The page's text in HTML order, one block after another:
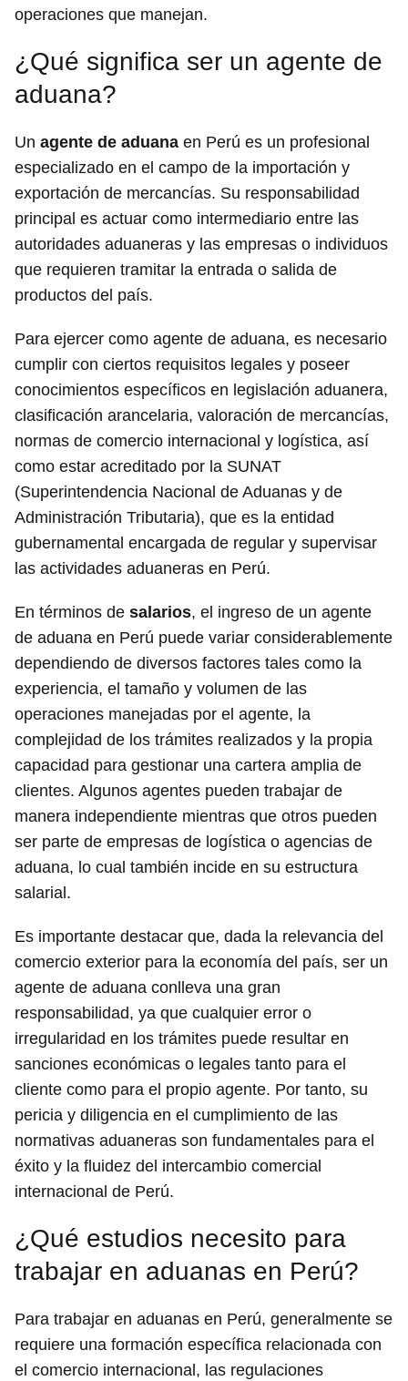
operaciones que manejan.
¿Qué significa ser un agente de
aduana?
Un agente de aduana en Perú es un profesional
especializado en el campo de la importación y
exportación de mercancías. Su responsabilidad
principal es actuar como intermediario entre las
autoridades aduaneras y las empresas o individuos
que requieren tramitar la entrada o salida de
productos del país.
Para ejercer como agente de aduana, es necesario
cumplir con ciertos requisitos legales y poseer
conocimientos específicos en legislación aduanera,
clasificación arancelaria, valoración de mercancías,
normas de comercio internacional y logística, así
como estar acreditado por la SUNAT
(Superintendencia Nacional de Aduanas y de
Administración Tributaria), que es la entidad
gubernamental encargada de regular y supervisar
las actividades aduaneras en Perú.
En términos de salarios, el ingreso de un agente
de aduana en Perú puede variar considerablemente
dependiendo de diversos factores tales como la
experiencia, el tamaño y volumen de las
operaciones manejadas por el agente, la
complejidad de los trámites realizados y la propia
capacidad para gestionar una cartera amplia de
clientes. Algunos agentes pueden trabajar de
manera independiente mientras que otros pueden
ser parte de empresas de logística o agencias de
aduana, lo cual también incide en su estructura
salarial.
Es importante destacar que, dada la relevancia del
comercio exterior para la economía del país, ser un
agente de aduana conlleva una gran
responsabilidad, ya que cualquier error o
irregularidad en los trámites puede resultar en
sanciones económicas o legales tanto para el
cliente como para el propio agente. Por tanto, su
pericia y diligencia en el cumplimiento de las
normativas aduaneras son fundamentales para el
éxito y la fluidez del intercambio comercial
internacional de Perú.
¿Qué estudios necesito para
trabajar en aduanas en Perú?
Para trabajar en aduanas en Perú, generalmente se
requiere una formación específica relacionada con
el comercio internacional, las regulaciones